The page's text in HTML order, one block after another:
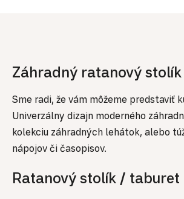
Záhradný ratanový stolík
Sme radi, že vám môžeme predstaviť
Univerzálny dizajn moderného
kolekciu záhradných lehátok, alebo
nápojov či časopisov.
Ratanový stolík / taburet